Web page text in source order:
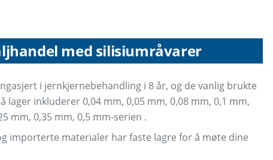
med silisiumråvarer
i jernkjernebehandling i 8 år, og de vanlig brukte
lager inkluderer 0,04 mm, 0,05 mm, 0,08 mm, 0,1 mm,
mm, 0,35 mm, 0,5 mm-serien .
importerte materialer har faste lagre for å møte dine